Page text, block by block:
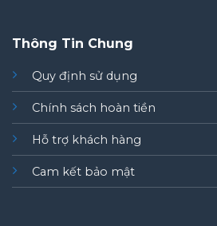
Thông Tin Chung
Quy định sử dụng
Chính sách hoàn tiền
Hỗ trợ khách hàng
Cam kết bảo mật